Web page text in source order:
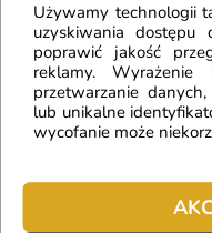
Używamy technologii
uzyskiwania
poprawić jakość
reklamy.
przetwarzanie
lub unikalne
wycofanie może
Mam ścianę o
czy da się na niej
fototapetę?
Ile będę czekać na